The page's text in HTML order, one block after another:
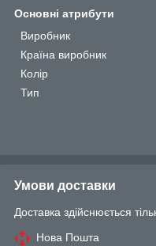
Основні атрибути
Виробник
Країна виробник
Колір
Тип
Умови доставки
Доставка здійснюється
Нова Пошта